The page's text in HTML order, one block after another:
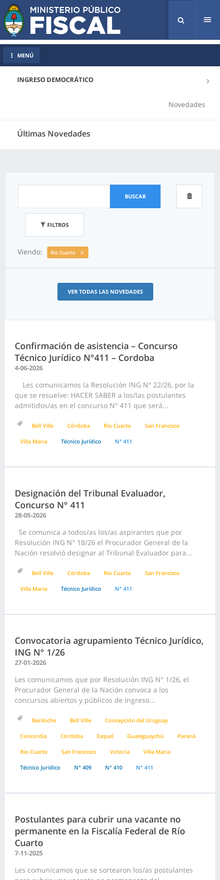
INGRESO DEMOCRÁTICO
Novedades
Últimas Novedades
MENÚ
BUSCAR
FILTROS
Viendo: Rio Cuarto
VER TODAS LAS NOVEDADES
Confirmación de asistencia – Concurso
Técnico Jurídico N°411 – Cordoba
4-06-2026
Les comunicamos la Resolución ING N° 22/26, por la
que se resuelve: HACER SABER a los/las postulantes
admitidos/as en el concurso N° 411 que será...
Bell Ville Córdoba Rio Cuarto San Francisco
Villa Maria Técnico Jurídico N° 411
Designación del Tribunal Evaluador,
Concurso N° 411
28-05-2026
Se comunica a todos/as los/as aspirantes que por
Resolución ING N° 18/26 el Procurador General de la
Nación resolvió designar al Tribunal Evaluador para...
Bell Ville Córdoba Rio Cuarto San Francisco
Villa Maria Técnico Jurídico N° 411
Convocatoria agrupamiento Técnico Jurídico,
ING N° 1/26
27-01-2026
Les comunicamos que por Resolución ING N° 1/26, el
Procurador General de la Nación convoca a los
concursos abiertos y públicos de Ingreso...
Bariloche Bell Ville Concepción del Uruguay
Concordia Córdoba Esquel Gualeguaychú Paraná
Rio Cuarto San Francisco Victoria Villa Maria
Técnico Jurídico N° 409 N° 410 N° 411
Postulantes para cubrir una vacante no
permanente en la Fiscalía Federal de Río
Cuarto
7-11-2025
Les comunicamos que se sortearon los/as postulantes